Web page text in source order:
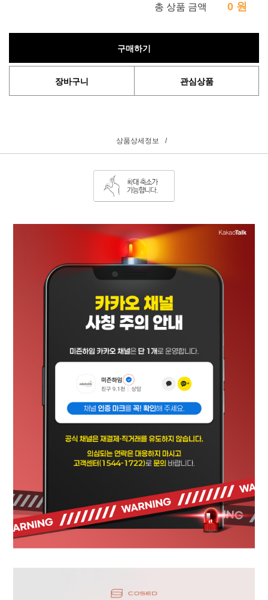
총 상품 금액 0 원
구매하기
장바구니 관심상품
상품상세정보